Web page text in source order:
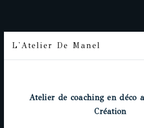
L'Atelier De Manel
Atelier de coaching en déco
Création
18 rue Pierre-Paul Riquet,